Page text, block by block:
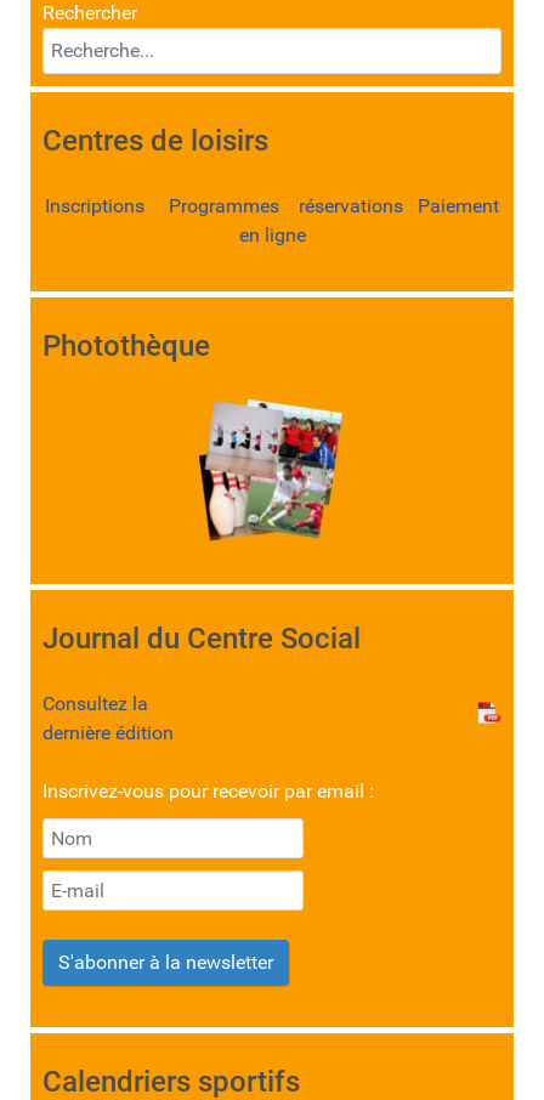
Rechercher
Centres de loisirs
Inscriptions Programmes réservations Paiement
en ligne
Photothèque
Journal du Centre Social
Consultez la
dernière édition
Inscrivez-vous pour recevoir par email :
S'abonner à la newsletter
Calendriers sportifs